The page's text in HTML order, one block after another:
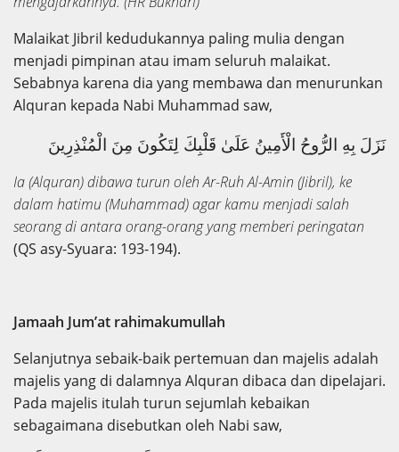
Malaikat Jibril kedudukannya paling mulia dengan
menjadi pimpinan atau imam seluruh malaikat.
Sebabnya karena dia yang membawa dan menurunkan
Alquran kepada Nabi Muhammad saw,
نَزَلَ بِهِ الرُّوحُ الْأَمِينُ عَلَىٰ قَلْبِكَ لِتَكُونَ مِنَ الْمُنْذِرِينَ
Ia (Alquran) dibawa turun oleh Ar-Ruh Al-Amin (Jibril), ke
dalam hatimu (Muhammad) agar kamu menjadi salah
seorang di antara orang-orang yang memberi peringatan
(QS asy-Syuara: 193-194).
Jamaah Jum’at rahimakumullah
Selanjutnya sebaik-baik pertemuan dan majelis adalah
majelis yang di dalamnya Alquran dibaca dan dipelajari.
Pada majelis itulah turun sejumlah kebaikan
sebagaimana disebutkan oleh Nabi saw,